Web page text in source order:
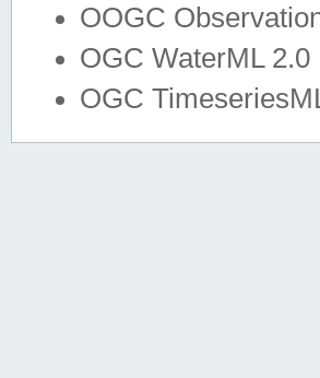
OOGC
OGC WaterML 2.0
OGC